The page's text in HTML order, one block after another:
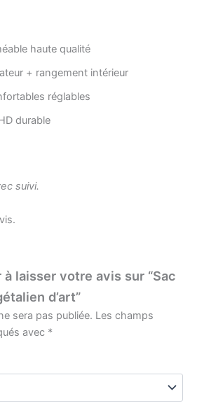
haute qualité
+ rangement intérieur
réglables
durable
suivi.
laisser votre avis sur “Sac
d’art”
sera pas publiée. Les champs
avec *